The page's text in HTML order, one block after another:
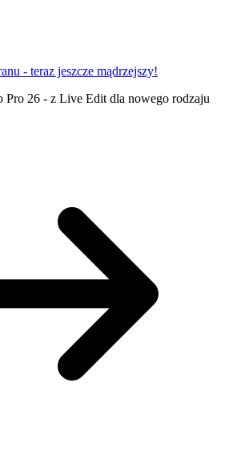
- teraz jeszcze mądrzejszy!
Pro 26 - z Live Edit dla nowego rodzaju